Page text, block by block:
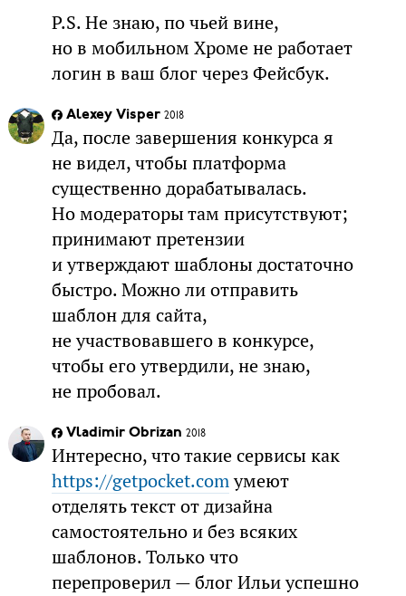
P.S. Не знаю, по чьей вине,
но в мобильном Хроме не работает
логин в ваш блог через Фейсбук.
Alexey Visper 2018
Да, после завершения конкурса я
не видел, чтобы платформа
существенно дорабатывалась.
Но модераторы там присутствуют;
принимают претензии
и утверждают шаблоны достаточно
быстро. Можно ли отправить
шаблон для сайта,
не участвовавшего в конкурсе,
чтобы его утвердили, не знаю,
не пробовал.
Vladimir Obrizan 2018
Интересно, что такие сервисы как
https://getpocket.comумеют
отделять текст от дизайна
самостоятельно и без всяких
шаблонов. Только что
перепроверил — блог Ильи успешно